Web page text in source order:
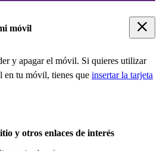
móvil
y apagar el móvil. Si quieres utilizar
en tu móvil, tienes que insertar la tarjeta
y otros enlaces de interés